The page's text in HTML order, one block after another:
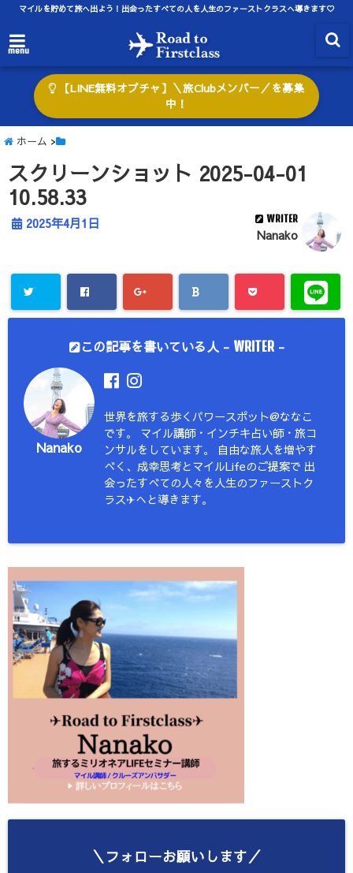
マイルを貯めて旅へ出よう！出会ったすべての人を人生のファーストクラスへ導きます♡
menu
【LINE無料オプチャ】＼旅Clubメンバー／を募集
中！
ホーム >
スクリーンショット 2025-04-01
10.58.33
2025年4月1日 WRITER
Nanako
この記事を書いている人 - WRITER-
Nanako
世界を旅する歩くパワースポット@ななこ
です。 マイル講師・インチキ占い師・旅コ
ンサルをしています。 自由な旅人を増やす
べく、成幸思考とマイルLifeのご提案で 出
会ったすべての人々を人生のファーストク
ラス✈︎へと導きます。
＼フォローお願いします／